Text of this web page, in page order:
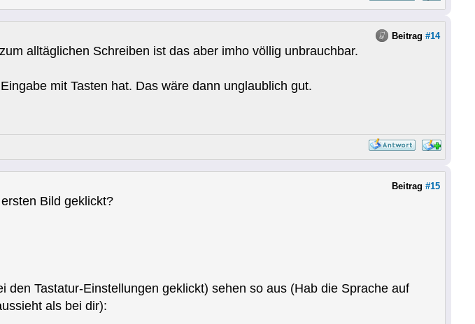
Beitrag #14
alltäglichen Schreiben ist das aber imho völlig unbrauchbar.
mit Tasten hat. Das wäre dann unglaublich gut.
Beitrag #15
Bild geklickt?
Tastatur-Einstellungen geklickt) sehen so aus (Hab die Sprache auf
als bei dir):